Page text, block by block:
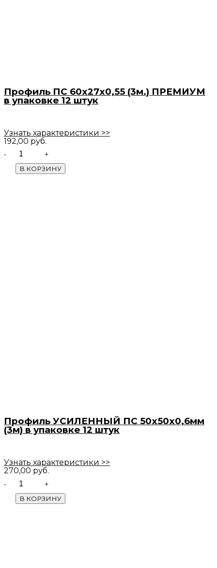
Профиль ПС 60х27х0,55 (3м.) ПРЕМИУМ
в упаковке 12 штук
Узнать характеристики >>
192,00 руб.
Quantity
В КОРЗИНУ
Профиль УСИЛЕННЫЙ ПС 50х50х0,6мм
(3м) в упаковке 12 штук
Узнать характеристики >>
270,00 руб.
В КОРЗИНУ